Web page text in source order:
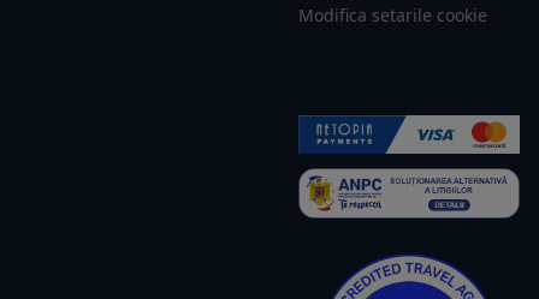
Modifica setarile cookie